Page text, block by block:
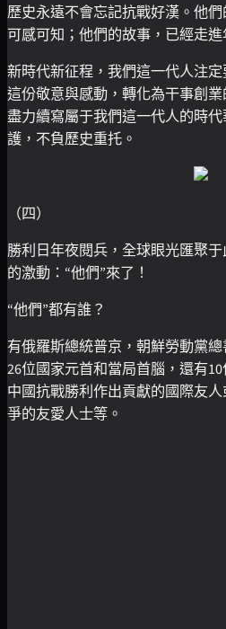
歷史永遠不會忘記抗戰好漢。他
可感可知；他們的故事，已經走
新時代新征程，我們這一代人注
這份敬意與感動，轉化為干事創
盡力續寫屬于我們這一代人的時
護，不負歷史重托。
（四）
勝利日年夜閱兵，全球眼光匯聚
的激動：“他們”來了！
“他們”都有誰？
有俄羅斯總統普京，朝鮮勞動黨
26位國家元首和當局首腦，還有
中國抗戰勝利作出貢獻的國際友
爭的友愛人士等。